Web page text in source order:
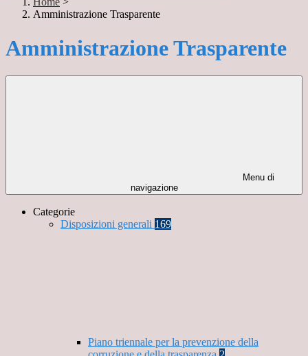
Amministrazione Trasparente
Amministrazione Trasparente
Menu di
navigazione
Categorie
Disposizioni generali 169
Piano triennale per la prevenzione della